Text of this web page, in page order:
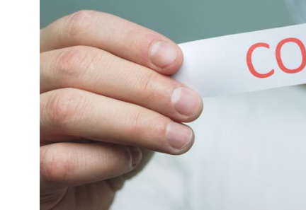
Ivibet Casino 50 Free Spins
Sve naše pouzdane stranice za kockanje nude sigurnu
Slot Classic Fruit Bonusi I Besplatne Vrtnje
Do 18, srpnja u kasinu se održava veliko natjecanje u
Big Time Casino Igre Recenzija